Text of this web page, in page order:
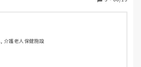
介護老人保健施設